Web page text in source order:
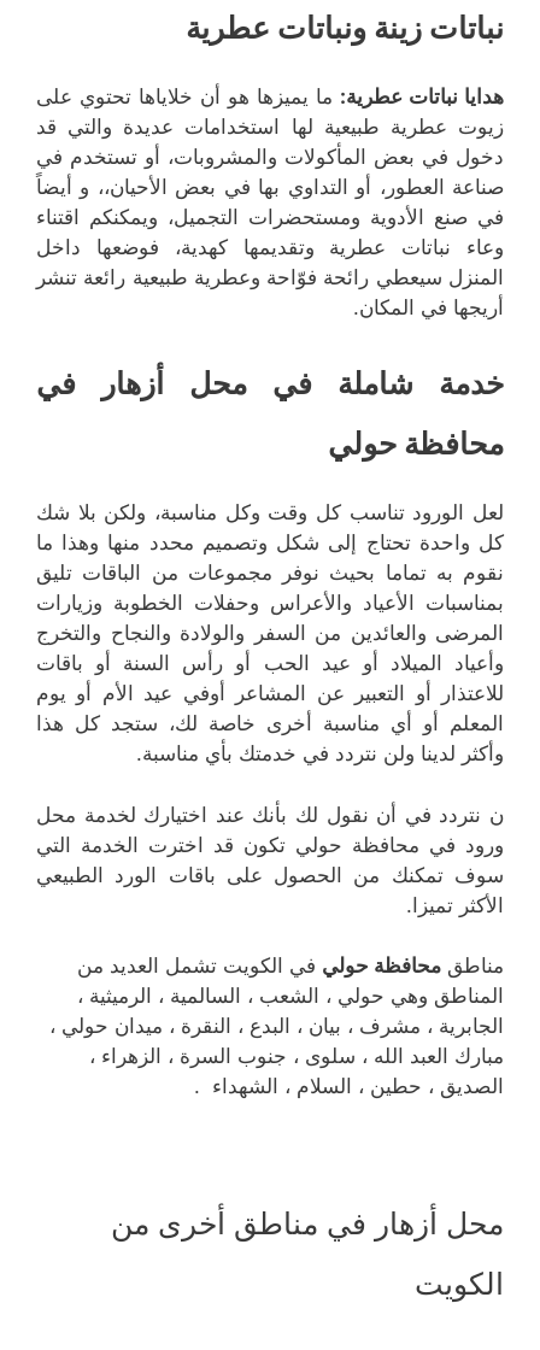
نباتات زينة ونباتات عطرية
هدايا نباتات عطرية: ما يميزها هو أن خلاياها تحتوي على
زيوت عطرية طبيعية لها استخدامات عديدة والتي قد
دخول في بعض المأكولات والمشروبات، أو تستخدم في
صناعة العطور، أو التداوي بها في بعض الأحيان،، و أيضاً
في صنع الأدوية ومستحضرات التجميل، ويمكنكم اقتناء
وعاء نباتات عطرية وتقديمها كهدية، فوضعها داخل
المنزل سيعطي رائحة فوّاحة وعطرية طبيعية رائعة تنشر
أريجها في المكان.
خدمة شاملة في محل أزهار في
محافظة حولي
لعل الورود تناسب كل وقت وكل مناسبة، ولكن بلا شك
كل واحدة تحتاج إلى شكل وتصميم محدد منها وهذا ما
نقوم به تماما بحيث نوفر مجموعات من الباقات تليق
بمناسبات الأعياد والأعراس وحفلات الخطوبة وزيارات
المرضى والعائدين من السفر والولادة والنجاح والتخرج
وأعياد الميلاد أو عيد الحب أو رأس السنة أو باقات
للاعتذار أو التعبير عن المشاعر أوفي عيد الأم أو يوم
المعلم أو أي مناسبة أخرى خاصة لك، ستجد كل هذا
وأكثر لدينا ولن نتردد في خدمتك بأي مناسبة.
ن نتردد في أن نقول لك بأنك عند اختيارك لخدمة محل
ورود في محافظة حولي تكون قد اخترت الخدمة التي
سوف تمكنك من الحصول على باقات الورد الطبيعي
الأكثر تميزا.
مناطق محافظة حولي في الكويت تشمل العديد من
المناطق وهي حولي ، الشعب ، السالمية ، الرميثية ،
الجابرية ، مشرف ، بيان ، البدع ، النقرة ، ميدان حولي ،
مبارك العبد الله ، سلوى ، جنوب السرة ، الزهراء ،
الصديق ، حطين ، السلام ، الشهداء .
محل أزهار في مناطق أخرى من
الكويت